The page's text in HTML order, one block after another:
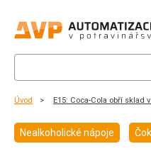
Úvod E15: Coca-Cola obří sklad
Nealkoholické nápoje